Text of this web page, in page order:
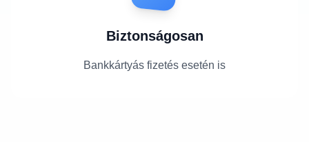
Biztonságosan
Bankkártyás fizetés esetén is